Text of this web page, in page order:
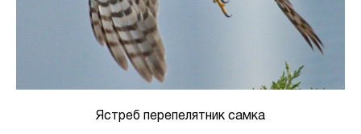
Ястреб перепелятник самка